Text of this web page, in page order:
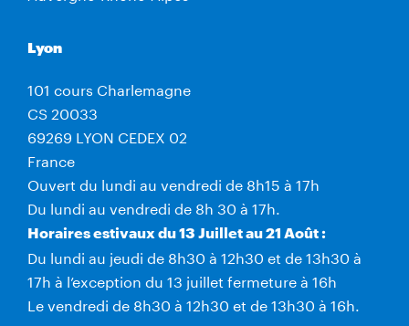
Lyon
101 cours Charlemagne
CS 20033
69269 LYON CEDEX 02
France
Ouvert du lundi au vendredi de 8h15 à 17h
Du lundi au vendredi de 8h 30 à 17h.
Horaires estivaux du 13 Juillet au 21 Août :
Du lundi au jeudi de 8h30 à 12h30 et de 13h30 à
17h à l’exception du 13 juillet fermeture à 16h
Le vendredi de 8h30 à 12h30 et de 13h30 à 16h.